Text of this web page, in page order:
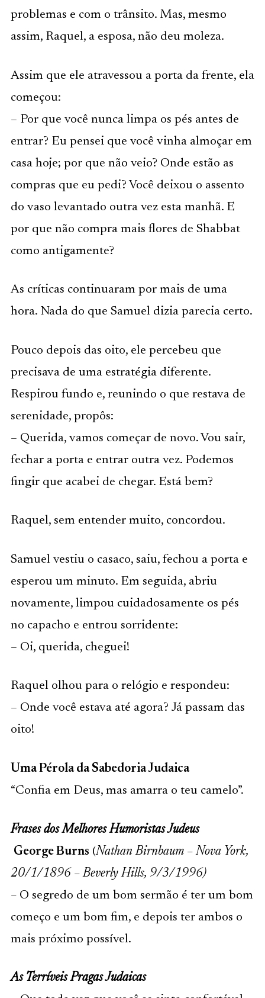
problemas e com o trânsito. Mas, mesmo
assim, Raquel, a esposa, não deu moleza.
Assim que ele atravessou a porta da frente, ela
começou:
– Por que você nunca limpa os pés antes de
entrar? Eu pensei que você vinha almoçar em
casa hoje; por que não veio? Onde estão as
compras que eu pedi? Você deixou o assento
do vaso levantado outra vez esta manhã. E
por que não compra mais flores de Shabbat
como antigamente?
As críticas continuaram por mais de uma
hora. Nada do que Samuel dizia parecia certo.
Pouco depois das oito, ele percebeu que
precisava de uma estratégia diferente.
Respirou fundo e, reunindo o que restava de
serenidade, propôs:
– Querida, vamos começar de novo. Vou sair,
fechar a porta e entrar outra vez. Podemos
fingir que acabei de chegar. Está bem?
Raquel, sem entender muito, concordou.
Samuel vestiu o casaco, saiu, fechou a porta e
esperou um minuto. Em seguida, abriu
novamente, limpou cuidadosamente os pés
no capacho e entrou sorridente:
– Oi, querida, cheguei!
Raquel olhou para o relógio e respondeu:
– Onde você estava até agora? Já passam das
oito!
Uma Pérola da Sabedoria Judaica
“Confia em Deus, mas amarra o teu camelo”.
Frases dos Melhores Humoristas Judeus
George Burns (Nathan Birnbaum – Nova York,
20/1/1896 – Beverly Hills, 9/3/1996)
–O segredo de um bom sermão é ter um bom
começo e um bom fim, e depois ter ambos o
mais próximo possível.
As Terríveis Pragas Judaicas